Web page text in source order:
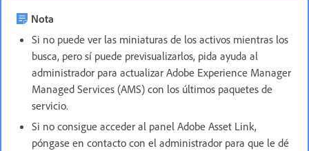
Nota
Si no puede ver las miniaturas de los activos mientras los
busca, pero sí puede previsualizarlos, pida ayuda al
administrador para actualizar Adobe Experience Manager
Managed Services (AMS) con los últimos paquetes de
servicio.
Si no consigue acceder al panel Adobe Asset Link,
póngase en contacto con el administrador para que le dé